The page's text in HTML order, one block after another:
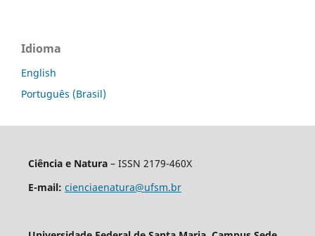
Idioma
English
Português (Brasil)
Ciência e Natura – ISSN 2179-460X
E-mail: cienciaenatura@ufsm.br